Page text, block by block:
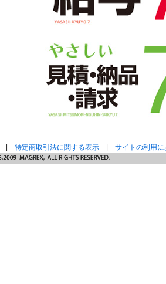
特定商取引法に関する表示 サイトの利用に